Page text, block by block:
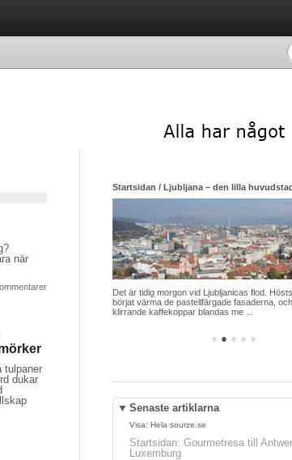
när
tulpaner
dukar
● ● ● ● ●
Startsidan / Ljubljana – den lilla
Det är tidig morgon vid Ljubljanicas flod.
börjat värma de pastellfärgade fasaderna,
klirrande kaffekoppar blandas me ...
▼ Senaste artiklarna
Visa: Hela sourze.se
Startsidan: Gourmetresa till
Luxemburg